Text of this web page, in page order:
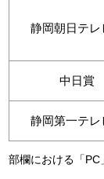
静岡朝日テレ
中日賞
静岡第一テレ
部欄における「